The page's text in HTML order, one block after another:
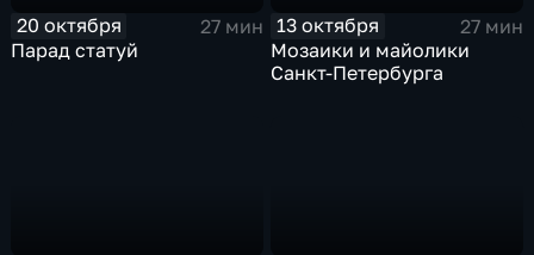
20 октября
27 мин
Парад статуй
13 октября
27 мин
Мозаики и майолики
Санкт-Петербурга